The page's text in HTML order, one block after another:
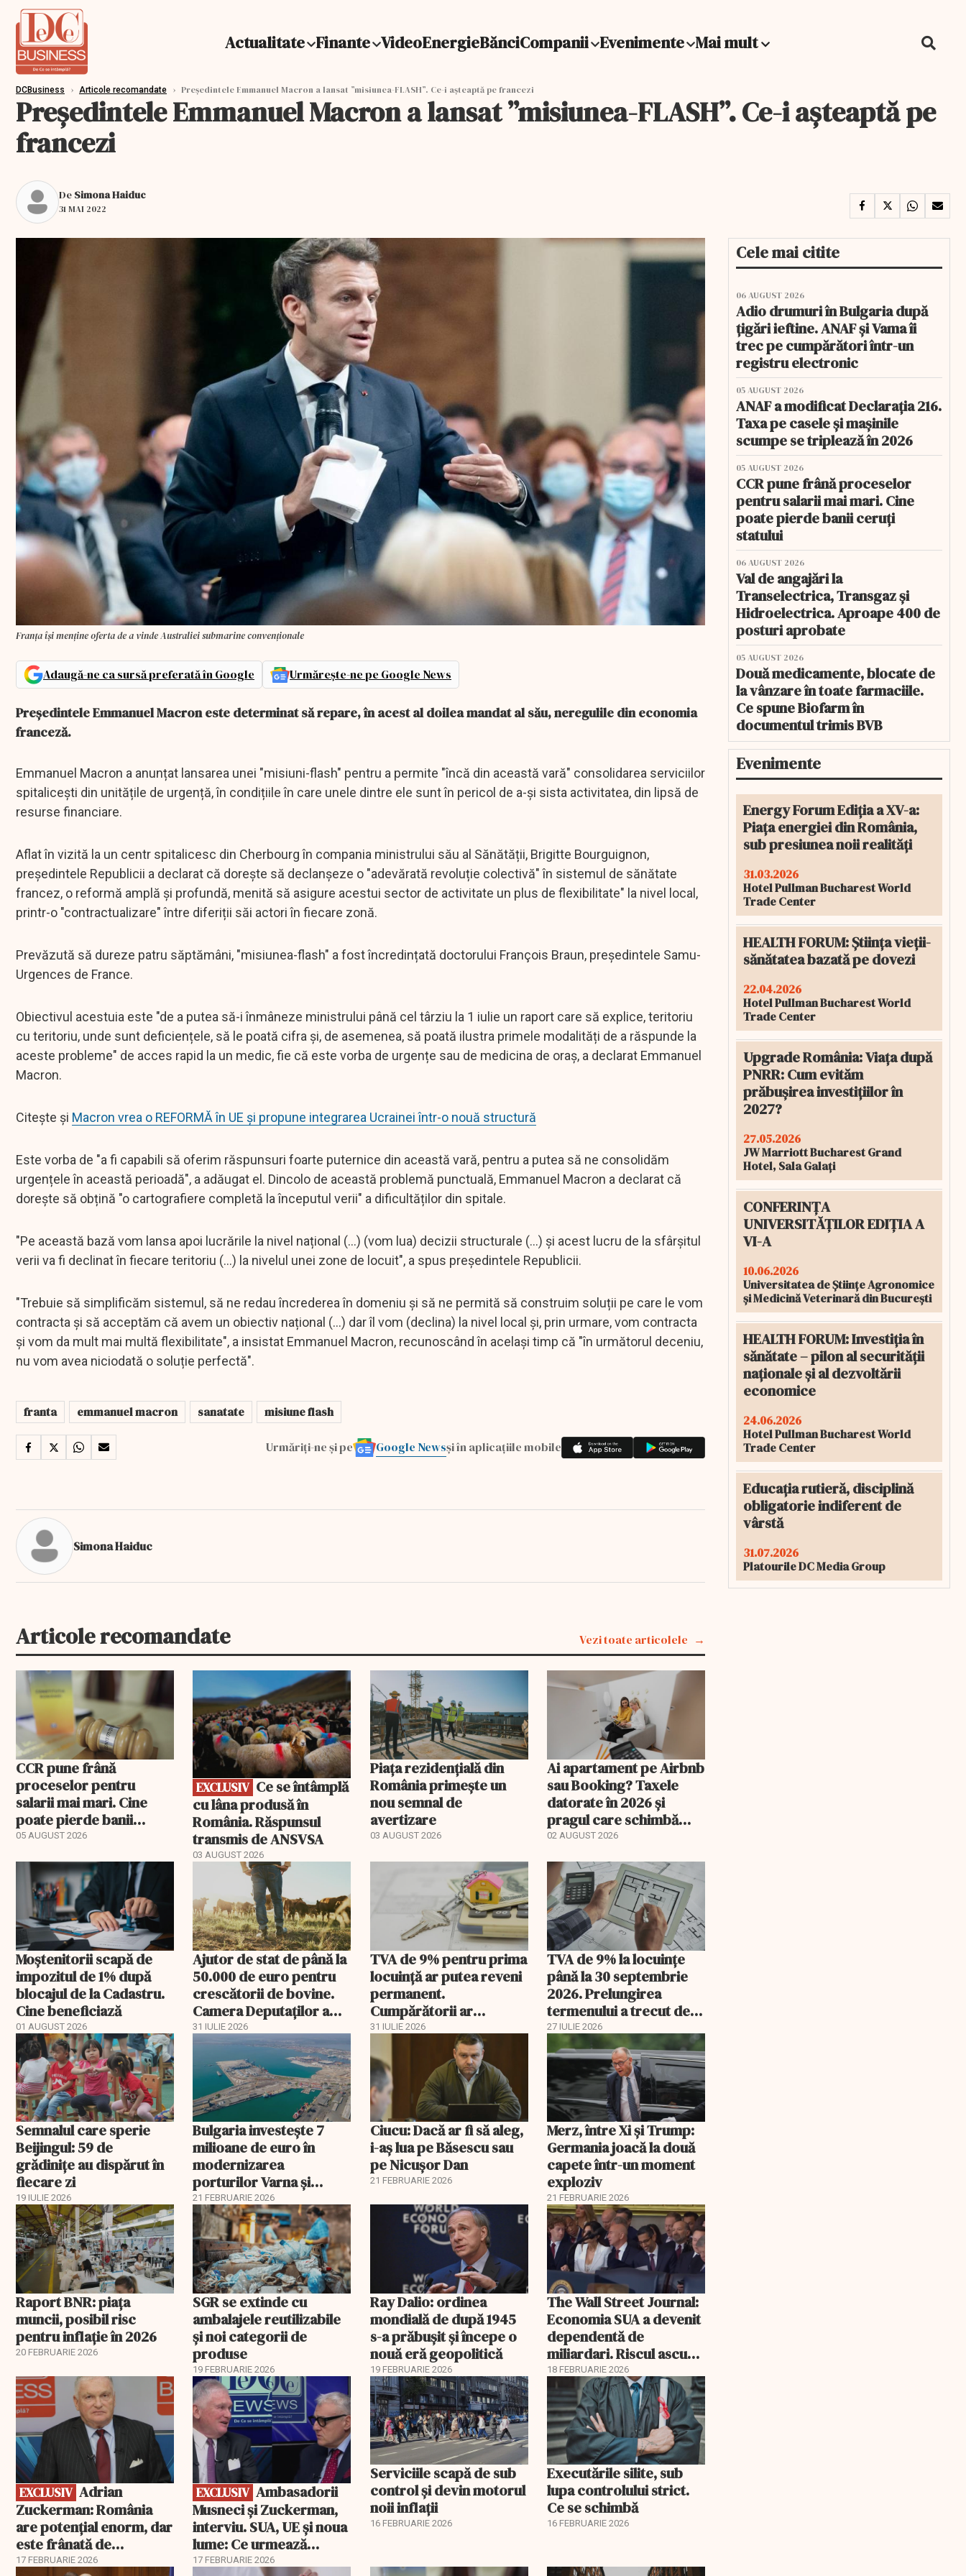
Actualitate Finante VideoEnergieBănciCompanii Evenimente Mai mult
DCBusiness › Articole recomandate › Președintele Emmanuel Macron a lansat ”misiunea-FLASH”. Ce-i așteaptă pe francezi
Președintele Emmanuel Macron a lansat ”misiunea-FLASH”. Ce-i așteaptă pe
francezi
De Simona Haiduc
31 MAI 2022
Franța își menține oferta de a vinde Australiei submarine convenționale
Adaugă-ne ca sursă preferată în Google Urmărește-ne pe Google News
Președintele Emmanuel Macron este determinat să repare, în acest al doilea mandat al său, neregulile din economia
franceză.
Emmanuel Macron a anunțat lansarea unei "misiuni-flash" pentru a permite "încă din această vară" consolidarea serviciilor
spitalicești din unitățile de urgență, în condițiile în care unele dintre ele sunt în pericol de a-și sista activitatea, din lipsă de
resurse financiare.
Aflat în vizită la un centr spitalicesc din Cherbourg în compania ministrului său al Sănătății, Brigitte Bourguignon,
președintele Republicii a declarat că dorește să declanșeze o "adevărată revoluție colectivă" în sistemul de sănătate
francez, o reformă amplă și profundă, menită să asigure acestui sector de activitate un plus de flexibilitate" la nivel local,
printr-o "contractualizare" între diferiții săi actori în fiecare zonă.
Prevăzută să dureze patru săptămâni, "misiunea-flash" a fost încredințată doctorului François Braun, președintele Samu-
Urgences de France.
Obiectivul acestuia este "de a putea să-i înmâneze ministrului până cel târziu la 1 iulie un raport care să explice, teritoriu
cu teritoriu, unde sunt deficiențele, să le poată cifra și, de asemenea, să poată ilustra primele modalități de a răspunde la
aceste probleme" de acces rapid la un medic, fie că este vorba de urgențe sau de medicina de oraș, a declarat Emmanuel
Macron.
Citește și Macron vrea o REFORMĂ în UE şi propune integrarea Ucrainei într-o nouă structură
Este vorba de "a fi capabili să oferim răspunsuri foarte puternice din această vară, pentru a putea să ne consolidăm
urgențele în această perioadă", a adăugat el. Dincolo de această problemă punctuală, Emmanuel Macron a declarat că
dorește să obțină "o cartografiere completă la începutul verii" a dificultăților din spitale.
"Pe această bază vom lansa apoi lucrările la nivel național (...) (vom lua) decizii structurale (...) și acest lucru de la sfârșitul
verii va fi declinat în fiecare teritoriu (...) la nivelul unei zone de locuit", a spus președintele Republicii.
"Trebuie să simplificăm sistemul, să ne redau încrederea în domeniu și să ne permită să construim soluții pe care le vom
contracta și să acceptăm că avem un obiectiv național (...) dar îl vom (declina) la nivel local și, prin urmare, vom contracta
și vom da mult mai multă flexibilitate", a insistat Emmanuel Macron, recunoscând în același timp că "în următorul deceniu,
nu vom avea niciodată o soluție perfectă".
franta emmanuel macron sanatate misiune flash
Urmăriți-ne și pe Google Newsși în aplicațiile mobile
Simona Haiduc
Articole recomandate Vezi toate articolele
CCR pune frână
proceselor pentru
salarii mai mari. Cine
poate pierde banii
ceruți statului
05 AUGUST 2026
EXCLUSIV
EXCLUSIV
cu lâna produsă în
România. Răspunsul
transmis de ANSVSA
03 AUGUST 2026
Piața rezidențială din
România primește un
nou semnal de
avertizare
03 AUGUST 2026
Ai apartament pe Airbnb
sau Booking? Taxele
datorate în 2026 și
pragul care schimbă
regimul fiscal
02 AUGUST 2026
Moștenitorii scapă de
impozitul de 1% după
blocajul de la Cadastru.
Cine beneficiază
01 AUGUST 2026
Ajutor de stat de până la
50.000 de euro pentru
crescătorii de bovine.
Camera Deputaților a
aprobat schema
31 IULIE 2026
TVA de 9% pentru prima
locuință ar putea reveni
permanent.
Cumpărătorii ar
economisi zeci de mii de
31 IULIE 2026
TVA de 9% la locuințe
până la 30 septembrie
2026. Prelungirea
termenului a trecut de
comisia din Parlament
27 IULIE 2026
Semnalul care sperie
Beijingul: 59 de
grădinițe au dispărut în
fiecare zi
19 IULIE 2026
Bulgaria investește 7
milioane de euro în
modernizarea
porturilor Varna și
Burgas
21 FEBRUARIE 2026
Ciucu: Dacă ar fi să aleg,
i-aș lua pe Băsescu sau
pe Nicușor Dan
21 FEBRUARIE 2026
Merz, între Xi și Trump:
Germania joacă la două
capete într-un moment
exploziv
21 FEBRUARIE 2026
Raport BNR: piața
muncii, posibil risc
pentru inflație în 2026
20 FEBRUARIE 2026
SGR se extinde cu
ambalajele reutilizabile
și noi categorii de
produse
19 FEBRUARIE 2026
Ray Dalio: ordinea
mondială de după 1945
s-a prăbușit și începe o
nouă eră geopolitică
19 FEBRUARIE 2026
The Wall Street Journal:
Economia SUA a devenit
dependentă de
miliardari. Riscul ascuns
pentru burse și consum
18 FEBRUARIE 2026
EXCLUSIV
EXCLUSIV
Zuckerman: România
are potențial enorm, dar
este frânată de
corupție, companii de
17 FEBRUARIE 2026
EXCLUSIV
EXCLUSIV Ambasadorii
Musneci și Zuckerman,
interviu. SUA, UE și noua
lume: Ce urmează
pentru România
17 FEBRUARIE 2026
Serviciile scapă de sub
control și devin motorul
noii inflații
16 FEBRUARIE 2026
Executările silite, sub
lupa controlului strict.
Ce se schimbă
16 FEBRUARIE 2026
Cele mai citite
06 AUGUST 2026
Adio drumuri în Bulgaria după
țigări ieftine. ANAF și Vama îi
trec pe cumpărători într-un
registru electronic
05 AUGUST 2026
ANAF a modificat Declarația 216.
Taxa pe casele și mașinile
scumpe se triplează în 2026
05 AUGUST 2026
CCR pune frână proceselor
pentru salarii mai mari. Cine
poate pierde banii ceruți
statului
06 AUGUST 2026
Val de angajări la
Transelectrica, Transgaz și
Hidroelectrica. Aproape 400 de
posturi aprobate
05 AUGUST 2026
Două medicamente, blocate de
la vânzare în toate farmaciile.
Ce spune Biofarm în
documentul trimis BVB
Evenimente
Energy Forum Ediția a XV-a:
Piața energiei din România,
sub presiunea noii realități
31.03.2026
Hotel Pullman Bucharest World
Trade Center
HEALTH FORUM: Știința vieții-
sănătatea bazată pe dovezi
22.04.2026
Hotel Pullman Bucharest World
Trade Center
Upgrade România: Viața după
PNRR: Cum evităm
prăbușirea investițiilor în
2027?
27.05.2026
JW Marriott Bucharest Grand
Hotel, Sala Galați
CONFERINȚA
UNIVERSITĂȚILOR EDIȚIA A
VI-A
10.06.2026
Universitatea de Științe Agronomice
și Medicină Veterinară din București
HEALTH FORUM: Investiția în
sănătate – pilon al securității
naționale și al dezvoltării
economice
24.06.2026
Hotel Pullman Bucharest World
Trade Center
Educația rutieră, disciplină
obligatorie indiferent de
vârstă
31.07.2026
Platourile DC Media Group